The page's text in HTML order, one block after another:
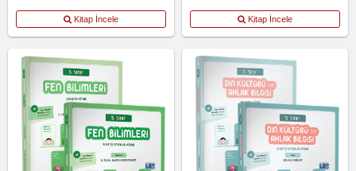
Kitap İncele Kitap İncele